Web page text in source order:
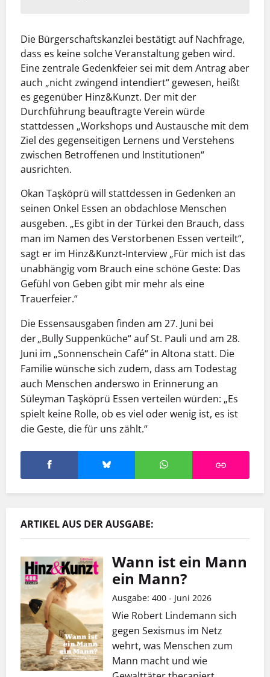
Die Bürgerschaftskanzlei bestätigt auf Nachfrage,
dass es keine solche Veranstaltung geben wird.
Eine zentrale Gedenkfeier sei mit dem Antrag aber
auch „nicht zwingend intendiert“ gewesen, heißt
es gegenüber Hinz&Kunzt. Der mit der
Durchführung beauftragte Verein würde
stattdessen „Workshops und Austausche mit dem
Ziel des gegenseitigen Lernens und Verstehens
zwischen Betroffenen und Institutionen“
ausrichten.
Okan Taşköprü will stattdessen in Gedenken an
seinen Onkel Essen an obdachlose Menschen
ausgeben. „Es gibt in der Türkei den Brauch, dass
man im Namen des Verstorbenen Essen verteilt“,
sagt er im Hinz&Kunzt-Interview „Für mich ist das
unabhängig vom Brauch eine schöne Geste: Das
Gefühl von Geben gibt mir mehr als eine
Trauerfeier.“
Die Essensausgaben finden am 27. Juni bei
der „Bully Suppenküche“ auf St. Pauli und am 28.
Juni im „Sonnenschein Café“ in Altona statt. Die
Familie wünsche sich zudem, dass am Todestag
auch Menschen anderswo in Erinnerung an
Süleyman Taşköprü Essen verteilen würden: „Es
spielt keine Rolle, ob es viel oder wenig ist, es ist
die Geste, die für uns zählt.“
ARTIKEL AUS DER AUSGABE:
Wann ist ein Mann
ein Mann?
Ausgabe: 400 - Juni 2026
Wie Robert Lindemann sich
gegen Sexismus im Netz
wehrt, was Menschen zum
Mann macht und wie